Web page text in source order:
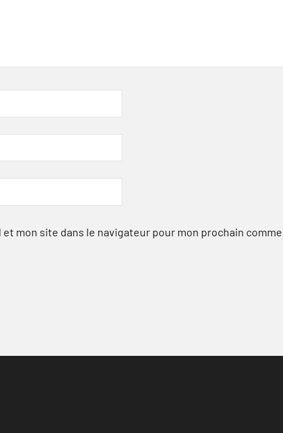
mon site dans le navigateur pour mon prochain